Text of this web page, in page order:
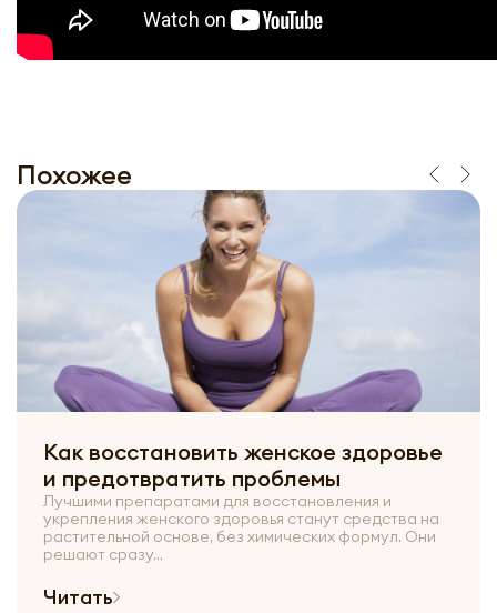
Похожее
Как восстановить женское здоровье
и предотвратить проблемы
Лучшими препаратами для восстановления и
укрепления женского здоровья станут средства на
растительной основе, без химических формул. Они
решают сразу...
Читать